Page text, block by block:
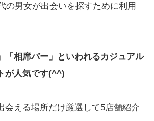
の男女が出会いを探すために利用
「相席バー」といわれるカジュアル
が人気です(^^)
会える場所だけ厳選して5店舗紹介